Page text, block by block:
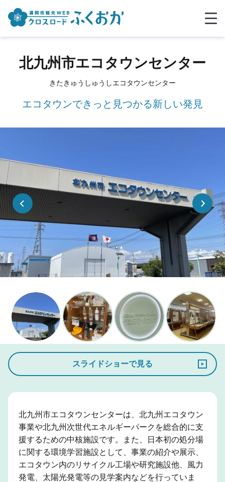
北九州市エコタウンセンター
きたきゅうしゅうしエコタウンセンター
エコタウンできっと見つかる新しい発見
スライドショーで見る
北九州市エコタウンセンターは、北九州エコタウン
事業や北九州次世代エネルギーパークを総合的に支
援するための中核施設です。また、日本初の処分場
に関する環境学習施設として、事業の紹介や展示、
エコタウン内のリサイクル工場や研究施設他、風力
発電、太陽光発電等の見学案内などを行っていま